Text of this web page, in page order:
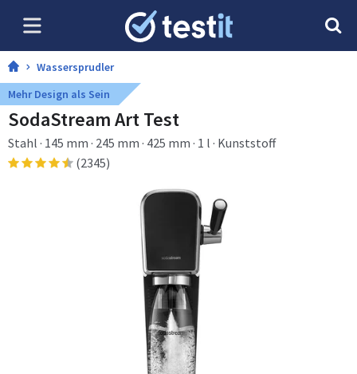
Wassersprudler
Mehr Design als Sein
SodaStream Art Test
Stahl · 145 mm · 245 mm · 425 mm · 1 l · Kunststoff
(2345)